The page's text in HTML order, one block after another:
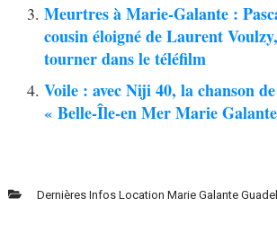
Meurtres à Marie-Galante :
cousin éloigné de Laurent
tourner dans le téléfilm
Voile : avec Niji 40, la chanson
« Belle-Île-en Mer Marie
Dernières Infos Location Marie Galante